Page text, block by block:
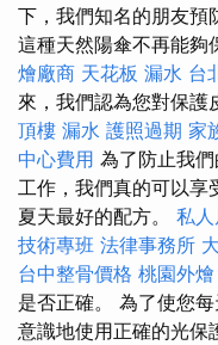
下，我們知名的朋友預
這種天然陽傘不再能夠
燴廠商 天花板 漏水 台
來，我們認為您對保護
頂樓 漏水 護照過期 家
中心費用 為了防止我
工作，我們真的可以享
夏天最好的配方。 私
技術專班 法律事務所
台中整骨價格 桃園外燴
是否正確。 為了使您
意識地使用正確的光保